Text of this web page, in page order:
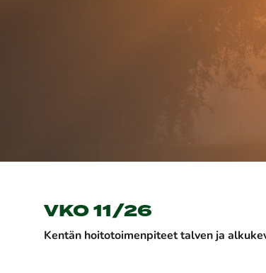
VKO 11/26
Kentän hoitotoimenpiteet talven ja